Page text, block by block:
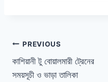
Post
navigation
PREVIOUS
কাশিয়ানী টু বোয়ালমারী ট্রেনের
সময়সূচী ও ভাড়া তালিকা